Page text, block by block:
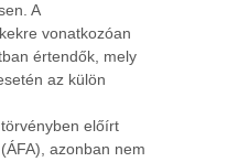
A
vonatkozóan
értendők, mely
az külön
előírt
azonban nem